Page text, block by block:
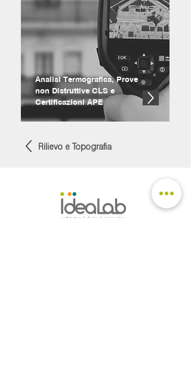
Analisi Termografica, Prove
non Distruttive CLS e
Certificazioni APE
Rilievo e Topografia